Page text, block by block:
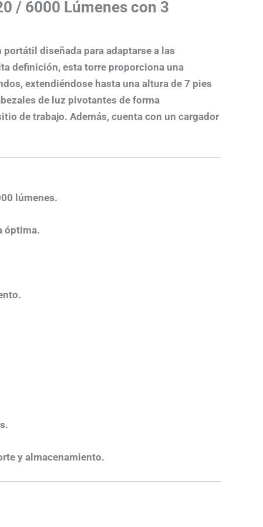
/ 6000 Lúmenes con 3
diseñada para adaptarse a las
definición, esta torre proporciona una
extendiéndose hasta una altura de 7 pies
de luz pivotantes de forma
de trabajo. Además, cuenta con un cargador
lúmenes.
óptima.​
y almacenamiento.